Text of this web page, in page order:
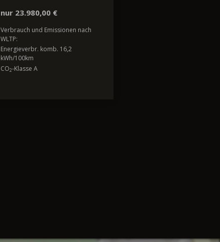
nur 23.980,00 €
Verbrauch und Emissionen nach
WLTP:
Energieverbr. komb. 16,2
kWh/100km
CO2-Klasse A